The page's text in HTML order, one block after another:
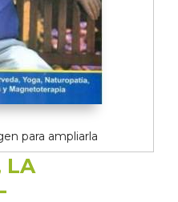
para ampliarla
LA